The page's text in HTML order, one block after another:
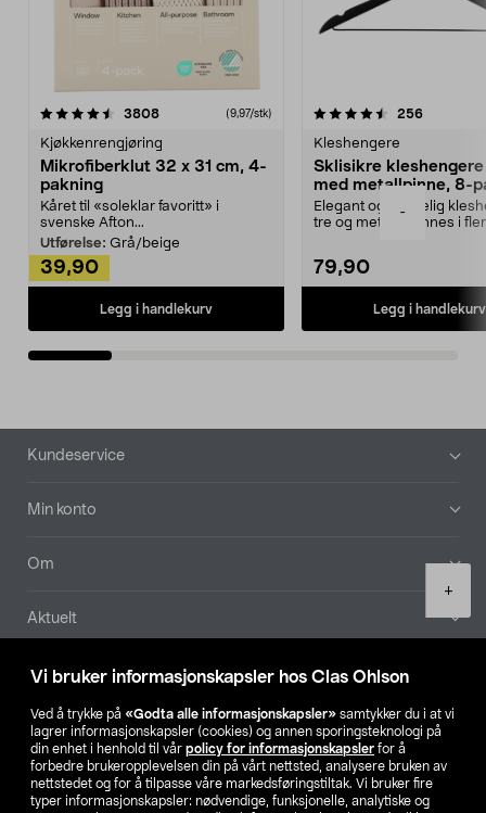
Vi bruker informasjonskapsler hos Clas Ohlson
Ved å trykke på «Godta alle informasjonskapsler» samtykker du i at vi
lagrer informasjonskapsler (cookies) og annen sporingsteknologi på
din enhet i henhold til vår policy for informasjonskapsler for å
forbedre brukeropplevelsen din på vårt nettsted, analysere bruken av
nettstedet og for å tilpasse våre markedsføringstiltak. Vi bruker fire
typer informasjonskapsler: nødvendige, funksjonelle, analytiske og
-
+
3808anmeldelser(9,97/stk)
Kjøkkenrengjøring
Mikrofiberklut 32 x 31 cm, 4-
pakning
Kåret til «soleklar favoritt» i
svenske Afton...
Utførelse: Grå/beige
39,90
Legg i handlekurv
4.5av 5 stjerner 256
Kleshengere
Sklisikre
med metallpinne, 8-
Elegant og skikkelig
tre og metall – finnes i
79,90
Legg i handlekurv
4.5av 5 stjerner
Bunntekst
Kundeservice
Min konto
Om
Aktuelt
Våre selskaper
Finn din butikk
SE NO FI